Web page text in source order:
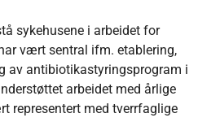
sykehusene i arbeidet for
vært sentral ifm. etablering,
av antibiotikastyringsprogram i
arbeidet med årlige
representert med tverrfaglige